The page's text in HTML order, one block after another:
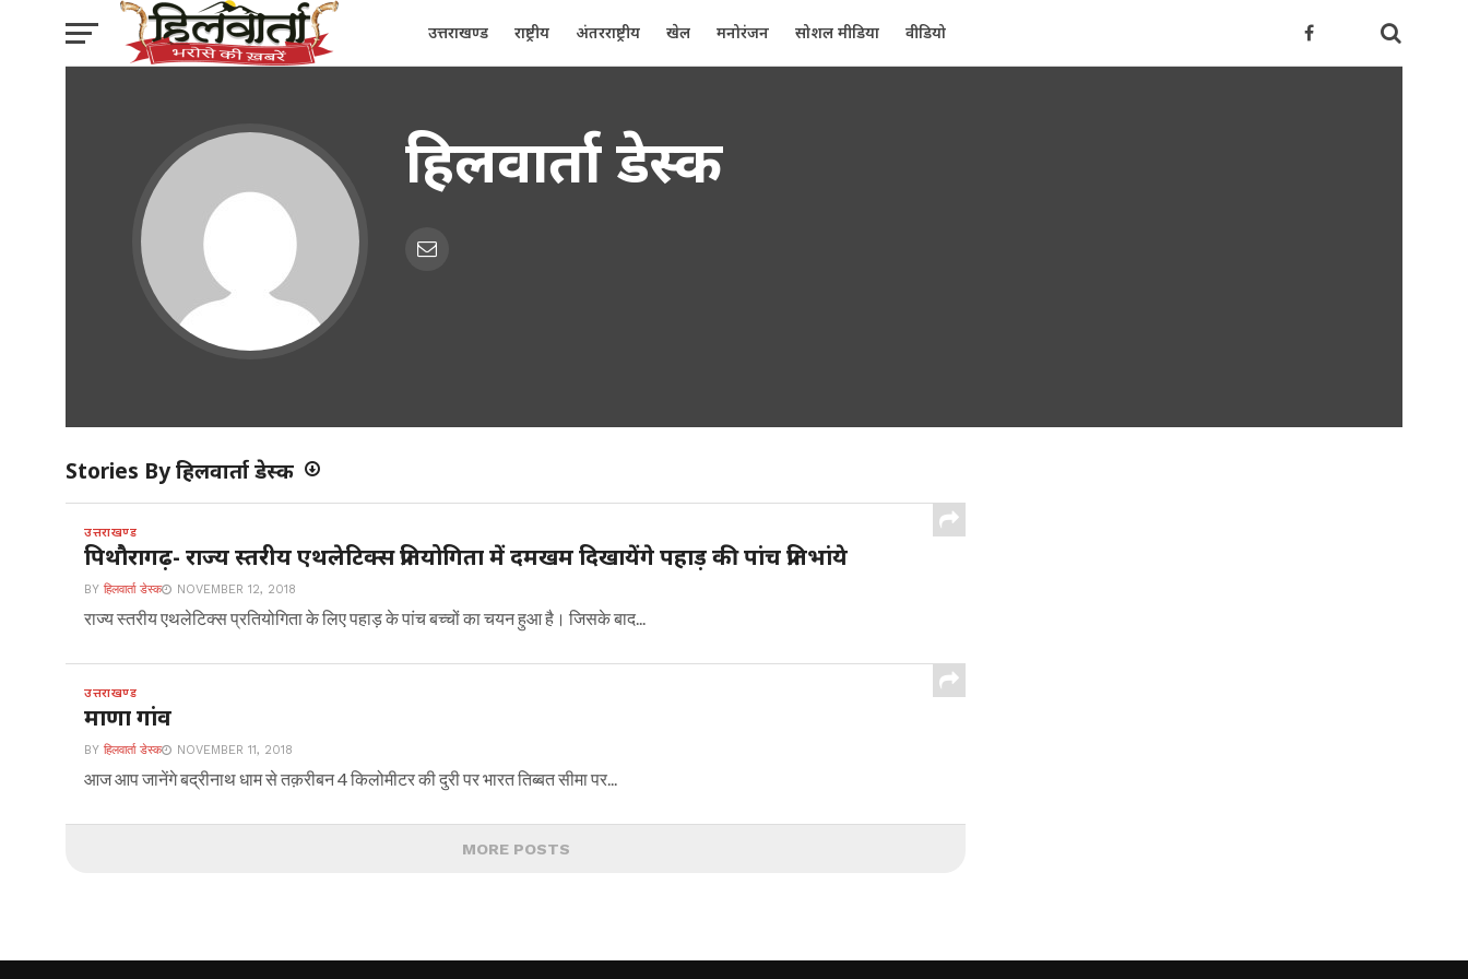
उत्तराखण्ड राष्ट्रीय अंतरराष्ट्रीय खेल मनोरंजन सोशल मीडिया वीडियो
हिलवार्ता डेस्क
Stories By हिलवार्ता डेस्क
उत्तराखण्ड
पिथौरागढ़- राज्य स्तरीय एथलेटिक्स प्रतियोगिता में दमखम दिखायेंगे पहाड़ की पांच प्रतिभांये
BY हिलवार्ता डेस्क NOVEMBER 12, 2018
राज्य स्तरीय एथलेटिक्स प्रतियोगिता के लिए पहाड़ के पांच बच्चों का चयन हुआ है। जिसके बाद...
उत्तराखण्ड
माणा गांव
BY हिलवार्ता डेस्क NOVEMBER 11, 2018
आज आप जानेंगे बद्रीनाथ धाम से तक़रीबन 4 किलोमीटर की दुरी पर भारत तिब्बत सीमा पर...
MORE POSTS